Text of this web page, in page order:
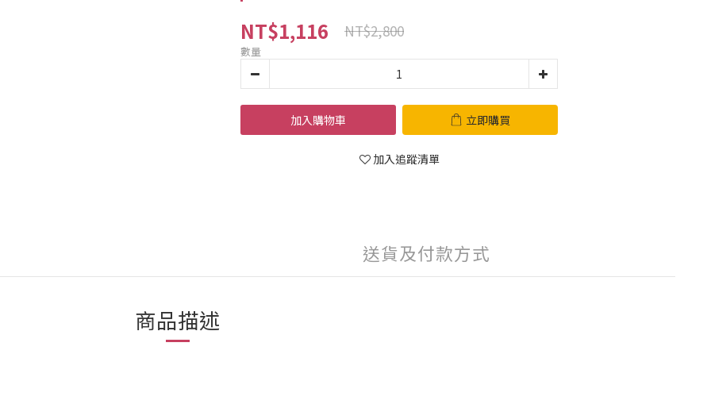
NT$1,116 NT$2,800
數量
加入購物車 立即購買
加入追蹤清單
送貨及付款方式
商品描述